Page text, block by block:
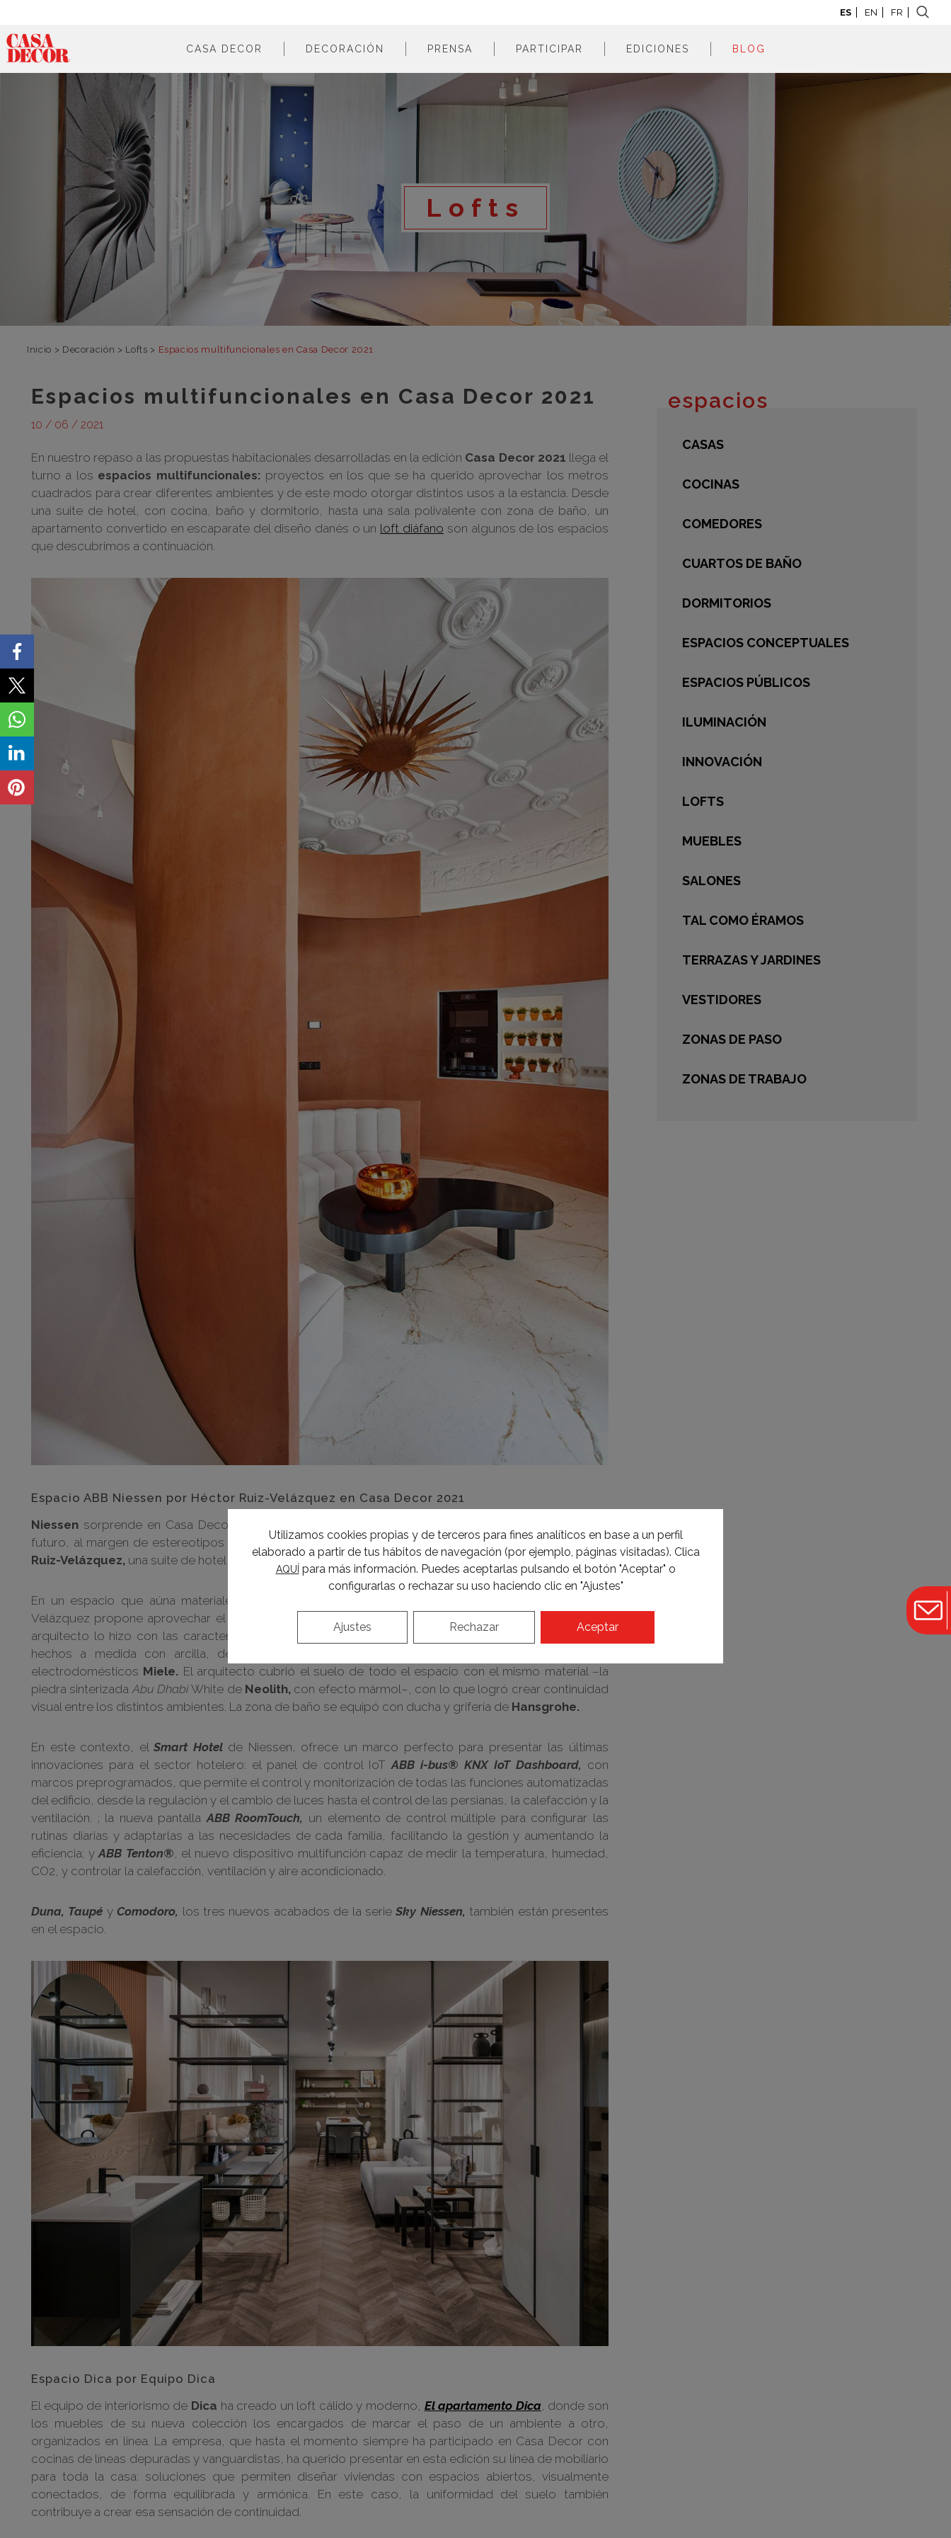
ES EN FR
CASA DECOR
¿qué es?
cómo participar
en los medios
DECORACIÓN PRENSA PARTICIPAR
profesionales
empresas
EDICIONES
madrid 2026
madrid 2025
madrid 2024
madrid 2023
madrid 2022
madrid 2021
madrid 2020
madrid 2016
BLOG
Lofts
Inicio > Decoración > Lofts > Espacios multifuncionales en Casa Decor 2021
Espacios multifuncionales en Casa Decor 2021
10 / 06 / 2021
En nuestro repaso a las propuestas habitacionales desarrolladas en la edición Casa Decor 2021 llega el
turno a los espacios multifuncionales: proyectos en los que se ha querido aprovechar los metros
cuadrados para crear diferentes ambientes y de este modo otorgar distintos usos a la estancia. Desde
una suite de hotel, con cocina, baño y dormitorio, hasta una sala polivalente con zona de baño, un
apartamento convertido en escaparate del diseño danés o un loft diáfano son algunos de los espacios
que descubrimos a continuación.
Espacio ABB Niessen por Héctor Ruiz-Velázquez en Casa Decor 2021
Niessen sorprende en Casa Decor con un espacio innovador y sostenible inspirado en un hotel del
futuro, al margen de estereotipos y convencionalismos decorativos:Niessen Smart HotelporHéctor
Ruiz-Velázquez, una suite de hotel con salón y cocina en el nivel bajo, y baño y dormitorio en el superior.
En un espacio que aúna materiales artesanales y soluciones domóticas de Niessen, Héctor Ruiz-
Velázquez propone aprovechar el metro cúbico en lugar de limitarse a la superficie. En este caso, el
arquitecto lo hizo con las características líneas curvas y envolventes que definen su estilo, muebles
hechos a medida con arcilla, de
electrodomésticos Miele. El arquitecto cubrió el suelo de todo el espacio con el mismo material –la
piedra sinterizada Abu DhabiWhite deNeolith, con efecto mármol–, con lo que logró crear continuidad
visual entre los distintos ambientes. La zona de baño se equipó con ducha y grifería de Hansgrohe.
En este contexto, elSmart Hotelde Niessen, ofrece un marco perfecto para presentar las últimas
innovaciones para el sector hotelero: el panel de control IoT ABB i-bus® KNX IoT Dashboard, con
marcos preprogramados, que permite el control y monitorización de todas las funciones automatizadas
del edificio, desde la regulación y el cambio de luces hasta el control de las persianas, la calefacción y la
ventilación. ; la nueva pantalla ABB RoomTouch, un elemento de control múltiple para configurar las
rutinas diarias y adaptarlas a las necesidades de cada familia, facilitando la gestión y aumentando la
eficiencia; yABB Tenton® , el nuevo dispositivo multifunción capaz de medir la temperatura, humedad,
CO2, y controlar la calefacción, ventilación y aire acondicionado.
Duna, Taupé yComodoro, los tres nuevos acabados de la serieSky Niessen, también están presentes
en el espacio.
Espacio Dica por Equipo Dica
El equipo de interiorismo de Dica ha creado un loft cálido y moderno, El apartamento Dica , donde son
los muebles de su nueva colección los encargados de marcar el paso de un ambiente a otro,
organizados en línea. La empresa, que hasta el momento siempre ha participado en Casa Decor con
cocinas de líneas depuradas y vanguardistas, ha querido presentar en esta edición su línea de mobiliario
para toda la casa: soluciones que permiten diseñar viviendas con espacios abiertos, visualmente
conectados, de forma equilibrada y armónica. En este caso, la uniformidad del suelo también
contribuye a crear esa sensación de continuidad.
espacios
CASAS
COCINAS
COMEDORES
CUARTOS DE BAÑO
DORMITORIOS
ESPACIOS CONCEPTUALES
ESPACIOS PÚBLICOS
ILUMINACIÓN
INNOVACIÓN
LOFTS
MUEBLES
SALONES
TAL COMO ÉRAMOS
TERRAZAS Y JARDINES
VESTIDORES
ZONAS DE PASO
ZONAS DE TRABAJO
Utilizamos cookies propias y de terceros para fines analíticos en base a un perfil
elaborado a partir de tus hábitos de navegación (por ejemplo, páginas visitadas). Clica
AQUÍ para más información. Puedes aceptarlas pulsando el botón "Aceptar" o
configurarlas o rechazar su uso haciendo clic en "Ajustes"
Aceptar
Rechazar
Ajustes